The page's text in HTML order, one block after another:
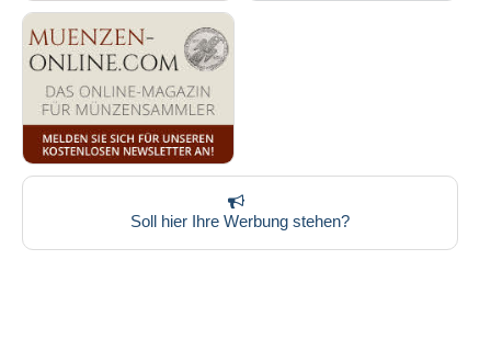
Soll hier Ihre Werbung stehen?